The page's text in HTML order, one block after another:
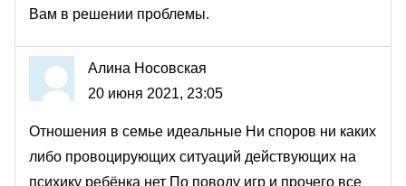
Вам в решении проблемы.
Алина Носовская
20 июня 2021, 23:05
Отношения в семье идеальные Ни споров ни каких
либо провоцирующих ситуаций действующих на
психику ребёнка нет По поводу игр и прочего все